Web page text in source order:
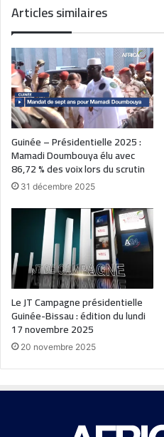
Articles similaires
Guinée – Présidentielle 2025 :
Mamadi Doumbouya élu avec
86,72 % des voix lors du scrutin
31 décembre 2025
Le JT Campagne présidentielle
Guinée-Bissau : édition du lundi
17 novembre 2025
20 novembre 2025